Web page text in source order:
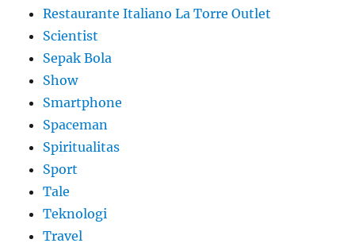
Restaurante Italiano La Torre Outlet
Scientist
Sepak Bola
Show
Smartphone
Spaceman
Spiritualitas
Sport
Tale
Teknologi
Travel